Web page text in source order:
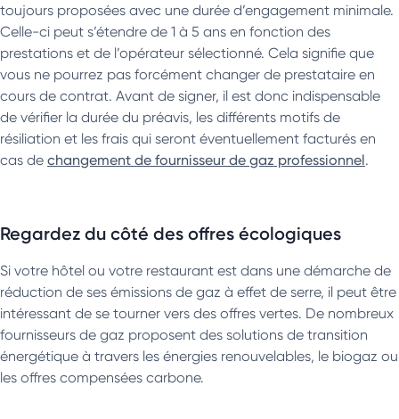
toujours proposées avec une durée d’engagement minimale.
Celle-ci peut s’étendre de 1 à 5 ans en fonction des
prestations et de l’opérateur sélectionné. Cela signifie que
vous ne pourrez pas forcément changer de prestataire en
cours de contrat. Avant de signer, il est donc indispensable
de vérifier la durée du préavis, les différents motifs de
résiliation et les frais qui seront éventuellement facturés en
cas de changement de fournisseur de gaz professionnel.
Regardez du côté des offres écologiques
Si votre hôtel ou votre restaurant est dans une démarche de
réduction de ses émissions de gaz à effet de serre, il peut être
intéressant de se tourner vers des offres vertes. De nombreux
fournisseurs de gaz proposent des solutions de transition
énergétique à travers les énergies renouvelables, le biogaz ou
les offres compensées carbone.